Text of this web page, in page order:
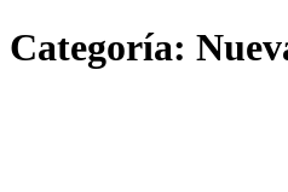
Categoría: